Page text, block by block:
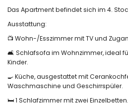
Das Apartment befindet sich im 4.
Ausstattung:
📺 Wohn-/Esszimmer mit TV und
🛋️ Schlafsofa im Wohnzimmer, ideal
Kinder.
🍳 Küche, ausgestattet mit
Waschmaschine und Geschirrspüler.
🛏️ 1 Schlafzimmer mit zwei Einzelbetten.